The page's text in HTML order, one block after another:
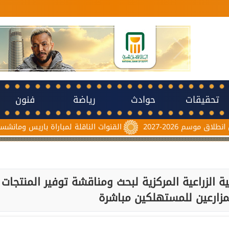
تحقيقات حوادث رياضة فنون
القنوات الناقلة لمباراة باريس ومانشستر يونايتد
المركزية لبحث ومناقشة توفير المنتجات
للمستهلكين مباشرة